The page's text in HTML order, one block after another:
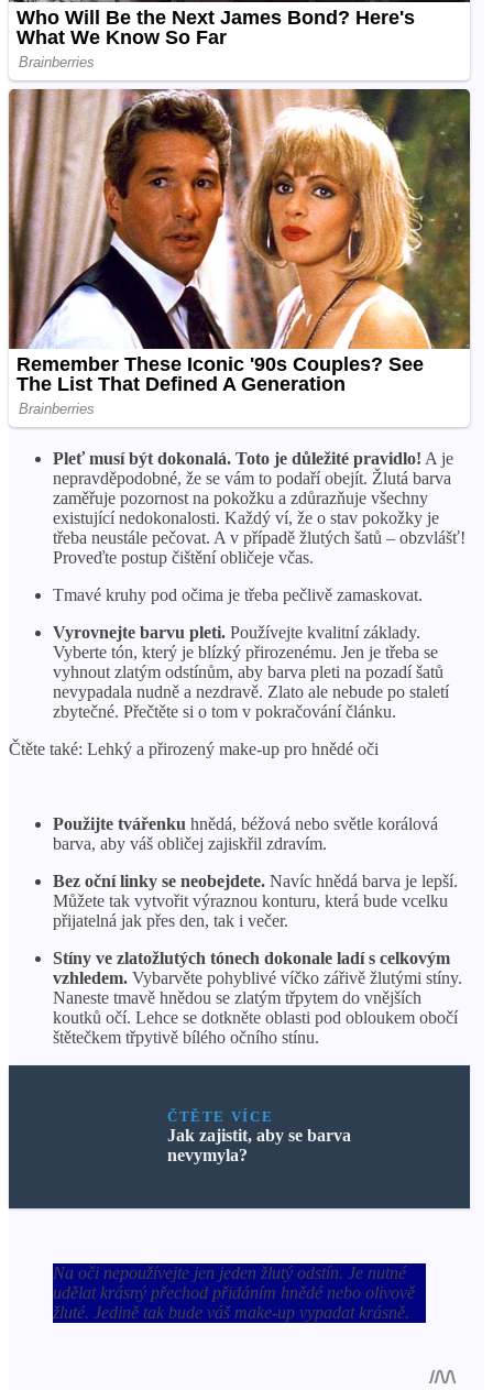
Pleť musí být dokonalá. Toto je důležité pravidlo! A je
nepravděpodobné, že se vám to podaří obejít. Žlutá barva
zaměřuje pozornost na pokožku a zdůrazňuje všechny
existující nedokonalosti. Každý ví, že o stav pokožky je
třeba neustále pečovat. A v případě žlutých šatů – obzvlášť!
Proveďte postup čištění obličeje včas.
Tmavé kruhy pod očima je třeba pečlivě zamaskovat.
Vyrovnejte barvu pleti. Používejte kvalitní základy.
Vyberte tón, který je blízký přirozenému. Jen je třeba se
vyhnout zlatým odstínům, aby barva pleti na pozadí šatů
nevypadala nudně a nezdravě. Zlato ale nebude po staletí
zbytečné. Přečtěte si o tom v pokračování článku.
Čtěte také: Lehký a přirozený make-up pro hnědé oči
Použijte tvářenku hnědá, béžová nebo světle korálová
barva, aby váš obličej zajiskřil zdravím.
Bez oční linky se neobejdete. Navíc hnědá barva je lepší.
Můžete tak vytvořit výraznou konturu, která bude vcelku
přijatelná jak přes den, tak i večer.
Stíny ve zlatožlutých tónech dokonale ladí s celkovým
vzhledem. Vybarvěte pohyblivé víčko zářivě žlutými stíny.
Naneste tmavě hnědou se zlatým třpytem do vnějších
koutků očí. Lehce se dotkněte oblasti pod obloukem obočí
štětečkem třpytivě bílého očního stínu.
ČTĚTE VÍCE
Jak zajistit, aby se barva
nevymyla?
Na oči nepoužívejte jen jeden žlutý odstín. Je nutné
udělat krásný přechod přidáním hnědé nebo olivově
žluté. Jedině tak bude váš make-up vypadat krásně.